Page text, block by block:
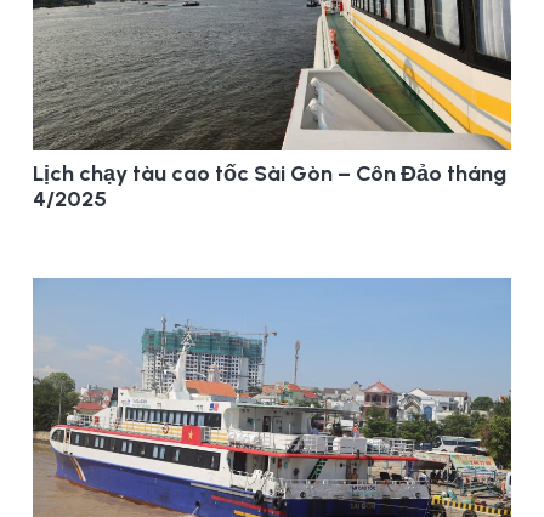
Lịch chạy tàu cao tốc Sài Gòn – Côn Đảo tháng
4/2025